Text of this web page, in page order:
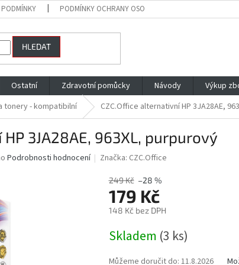
PODMÍNKY OCHRANY OSOBNÍCH ÚDAJŮ
HLEDAT
Ostatní Zdravotní pomůcky Návody Výkup
tonery - kompatibilní CZC.Office alternativní HP 3JA28AE,
3JA28AE, 963XL, purpurový
Podrobnosti hodnocení Značka: CZC.Office
249 Kč –28 %
179 Kč
148 Kč bez DPH
cena:
Skladem (3 ks)
Můžeme doručit do: 11.8.2026